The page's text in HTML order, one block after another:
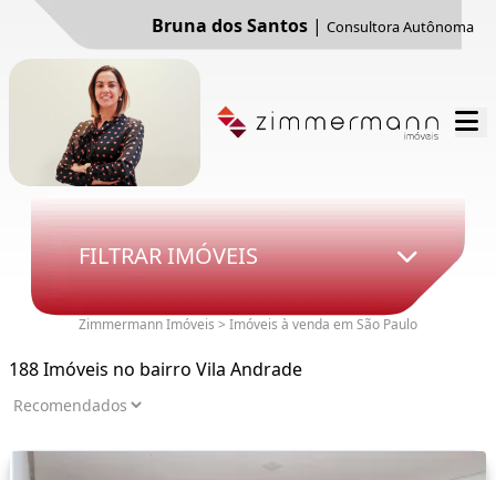
Bruna dos Santos | Consultora Autônoma
FILTRAR IMÓVEIS
Zimmermann Imóveis > Imóveis à venda em São Paulo
188 Imóveis no bairro Vila Andrade